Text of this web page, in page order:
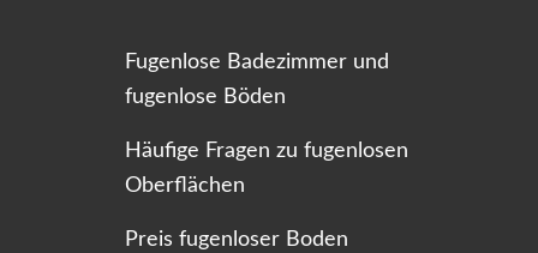
Fugenlose Badezimmer und
fugenlose Böden
Häufige Fragen zu fugenlosen
Oberflächen
Preis fugenloser Boden